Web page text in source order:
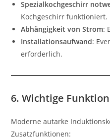
Spezialkochgeschirr
Kochgeschirr funktioniert.
Abhängigkeit von Strom:
Installationsaufwand:
erforderlich.
6. Wichtige
Moderne autarke
Zusatzfunktionen: